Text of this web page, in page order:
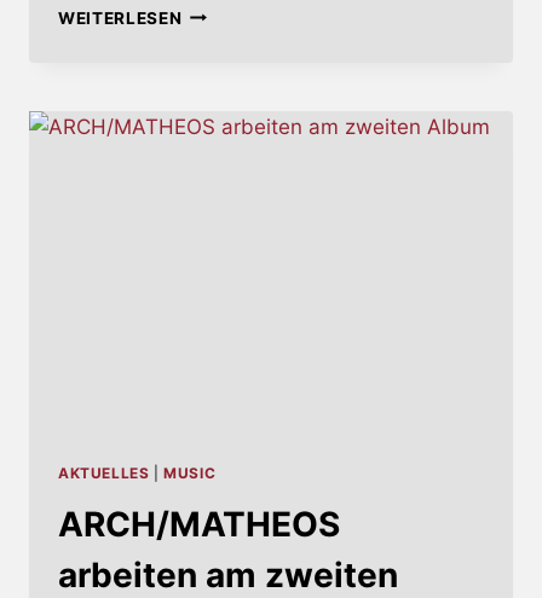
WEITERLESENHAKEN
TOURDATEN
AKTUELLES |MUSIC
ARCH/MATHEOS
arbeiten am zweiten